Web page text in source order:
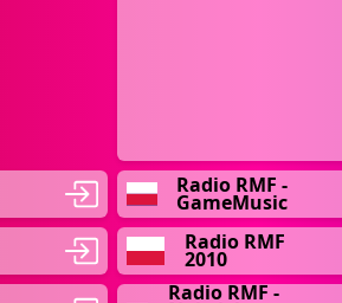
Radio RMF -
GameMusic
Radio RMF
2010
Radio RMF -